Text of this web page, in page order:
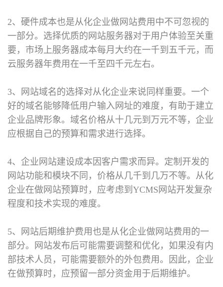
2、硬件成本也是从化企业做网站费用中不可忽视的
一部分。选择优质的网站服务器对于用户体验至关重
要，市场上服务器成本每月大约在一千到五千元，而
云服务器年费用在一千至四千元左右。
3、网站域名的选择对从化企业来说同样重要。一个
好的域名能够降低用户输入网址的难度，有助于建立
企业品牌形象。域名价格从十几元到万元不等，企业
应根据自己的预算和需求进行选择。
4、企业网站建设成本因客户需求而异。定制开发的
网站功能和模块不同，价格从几千到几万不等。从化
企业在做网站预算时，应考虑到YCMS网站开发复杂
程度和技术实现的难度。
5、网站后期维护费用也是从化企业做网站费用的一
部分。网站发布后可能需要调整和优化，如果没有内
部技术人员，可能需要额外的外包费用。因此，企业
在做预算时，应预留一部分资金用于后期维护。